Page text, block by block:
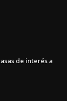
de interés a